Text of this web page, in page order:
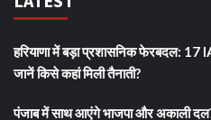
हरियाणा में बड़ा प्रशासनिक फेरबदल: 17
जानें किसे कहां मिली तैनाती?
पंजाब में साथ आएंगे भाजपा और अकाली